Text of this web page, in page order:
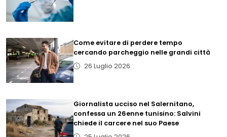
Come evitare di perdere tempo
cercando parcheggio nelle grandi città
26 Luglio 2026
Giornalista ucciso nel Salernitano,
confessa un 26enne tunisino: Salvini
chiede il carcere nel suo Paese